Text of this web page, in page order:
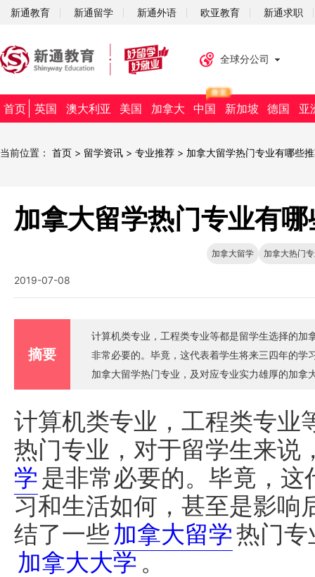
新通教育 新通留学 新通外语 欧亚教育 新通求职
全球分公司
首页 英国 澳大利亚 美国 加拿大 中国 新加坡 德国 亚
当前位置： 首页 > 留学资讯 > 专业推荐 > 加拿大留学热门专业有哪些
加拿大留学热门专业有
加拿大留学 加拿大热门
2019-07-08
摘要
计算机类专业，工程类专业等都是留学生选择的
非常必要的。毕竟，这代表着学生将来三四年的
加拿大留学热门专业，及对应专业实力雄厚的加拿
计算机类专业，工程类专业
热门专业，对于留学生来说
学 是非常必要的。毕竟，
习和生活如何，甚至是影响
结了一些 加拿大留学热门专
加拿大大学 。